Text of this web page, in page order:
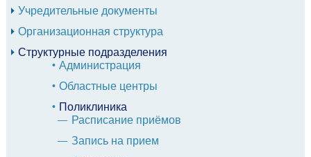
Учредительные документы
Организационная структура
Структурные подразделения
Администрация
Областные центры
Поликлиника
Расписание приёмов
Запись на прием